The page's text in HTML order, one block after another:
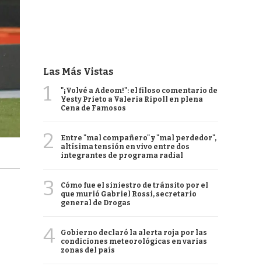
Las Más Vistas
1
"¡Volvé a Adeom!": el filoso comentario de
Yesty Prieto a Valeria Ripoll en plena
Cena de Famosos
2
Entre "mal compañero" y "mal perdedor",
altísima tensión en vivo entre dos
integrantes de programa radial
3
Cómo fue el siniestro de tránsito por el
que murió Gabriel Rossi, secretario
general de Drogas
4
Gobierno declaró la alerta roja por las
condiciones meteorológicas en varias
zonas del país